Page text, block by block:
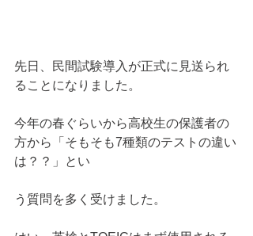
先日、民間試験導入が正式に見送られ
ることになりました。
今年の春ぐらいから高校生の保護者の
方から「そもそも7種類のテストの違い
は？？」とい
う質問を多く受けました。